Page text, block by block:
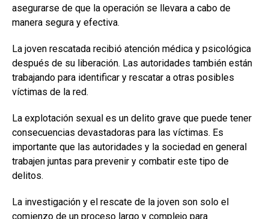
asegurarse de que la operación se llevara a cabo de
manera segura y efectiva.
La joven rescatada recibió atención médica y psicológica
después de su liberación. Las autoridades también están
trabajando para identificar y rescatar a otras posibles
víctimas de la red.
La explotación sexual es un delito grave que puede tener
consecuencias devastadoras para las víctimas. Es
importante que las autoridades y la sociedad en general
trabajen juntas para prevenir y combatir este tipo de
delitos.
La investigación y el rescate de la joven son solo el
comienzo de un proceso largo y complejo para